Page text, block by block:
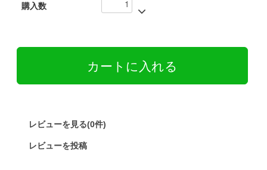
購入数
レビューを見る(0件)
レビューを投稿